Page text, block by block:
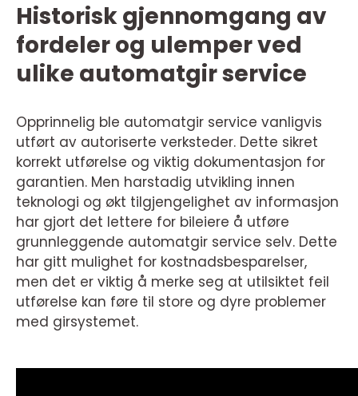
Historisk gjennomgang av
fordeler og ulemper ved
ulike automatgir service
Opprinnelig ble automatgir service vanligvis
utført av autoriserte verksteder. Dette sikret
korrekt utførelse og viktig dokumentasjon for
garantien. Men harstadig utvikling innen
teknologi og økt tilgjengelighet av informasjon
har gjort det lettere for bileiere å utføre
grunnleggende automatgir service selv. Dette
har gitt mulighet for kostnadsbesparelser,
men det er viktig å merke seg at utilsiktet feil
utførelse kan føre til store og dyre problemer
med girsystemet.